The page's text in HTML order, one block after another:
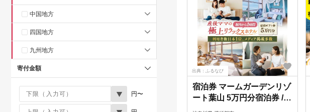
中国地方
四国地方
九州地方
寄付金額
円〜
出典：ふるなび
宿泊券 マームガーデンリゾ
ート葉山 5万円分宿泊券 /
宿泊券 リゾート宿泊券 ホ